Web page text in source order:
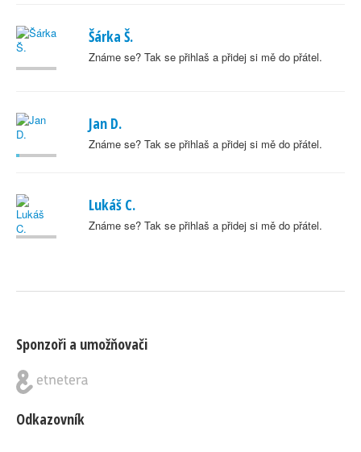
Šárka Š.
Známe se? Tak se přihlaš a přidej si mě do přátel.
Jan D.
Známe se? Tak se přihlaš a přidej si mě do přátel.
Lukáš C.
Známe se? Tak se přihlaš a přidej si mě do přátel.
Sponzoři a umožňovači
Odkazovník